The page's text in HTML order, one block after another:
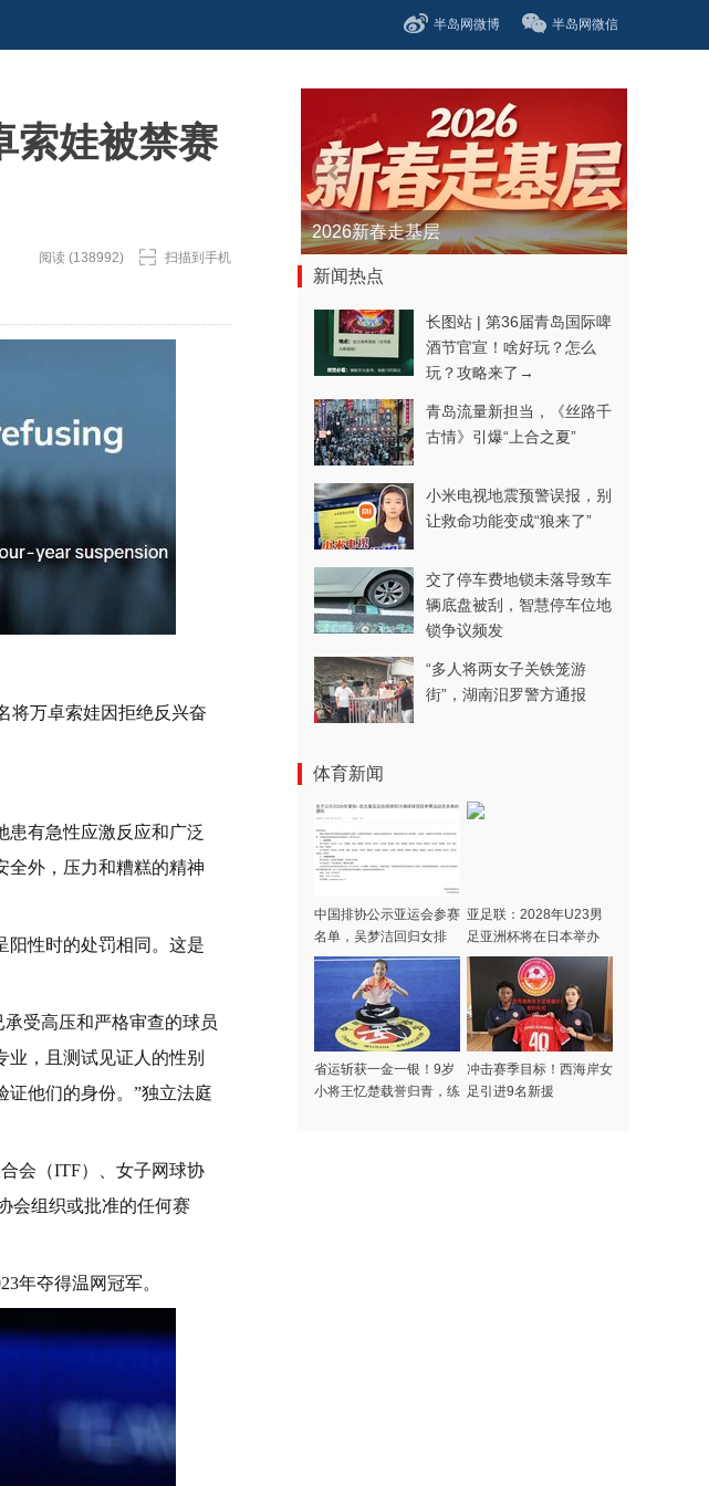
半岛网微博 半岛网微信
索娃被禁赛
阅读 (138992) 扫描到手机
将万卓索娃因拒绝反兴奋
患有急性应激反应和广泛
全外，压力和糟糕的精神
阳性时的处罚相同。这是
受高压和严格审查的球员
，且测试见证人的性别
他们的身份。”独立法庭
会（ITF）、女子网球协
会组织或批准的任何赛
年夺得温网冠军。
青春逐梦正当时——聚焦2026年中...
新闻热点
长图站 | 第36届青岛国际啤
酒节官宣！啥好玩？怎么
玩？攻略来了→
青岛流量新担当，《丝路千
古情》引爆“上合之夏”
小米电视地震预警误报，别
让救命功能变成“狼来了”
交了停车费地锁未落导致车
辆底盘被刮，智慧停车位地
锁争议频发
“多人将两女子关铁笼游
街”，湖南汨罗警方通报
体育新闻
中国排协公示亚运会参赛
名单，吴梦洁回归女排
亚足联：2028年U23男
足亚洲杯将在日本举办
省运斩获一金一银！9岁
小将王忆楚载誉归青，练
冲击赛季目标！西海岸女
足引进9名新援